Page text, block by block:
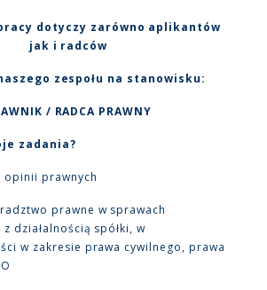
dotyczy zarówno aplikantów
jak i radców
zespołu na stanowisku:
/ RADCA PRAWNY
zadania?
opinii prawnych
prawne w sprawach
z działalnością spółki, w
w zakresie prawa cywilnego, prawa